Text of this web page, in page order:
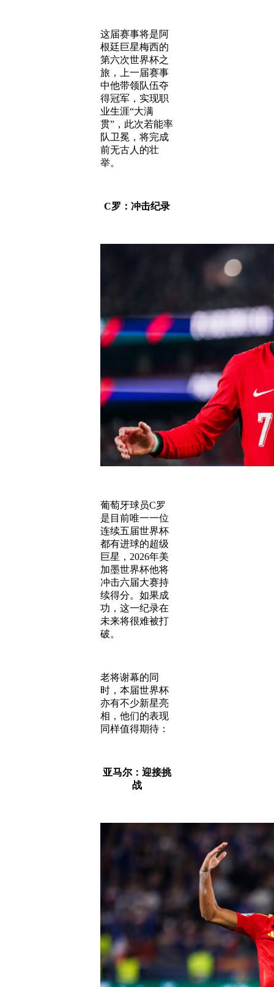
这届赛事将是阿
根廷巨星梅西的
第六次世界杯之
旅，上一届赛事
中他带领队伍夺
得冠军，实现职
业生涯“大满
贯”，此次若能率
队卫冕，将完成
前无古人的壮
举。
C罗：冲击纪录
葡萄牙球员C罗
是目前唯一一位
连续五届世界杯
都有进球的超级
巨星，2026年美
加墨世界杯他将
冲击六届大赛持
续得分。如果成
功，这一纪录在
未来将很难被打
破。
老将谢幕的同
时，本届世界杯
亦有不少新星亮
相，他们的表现
同样值得期待：
亚马尔：迎接挑
战